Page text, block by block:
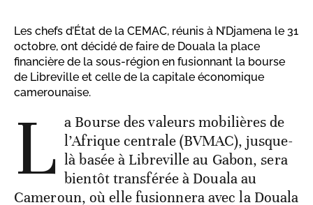
Les chefs d’État de la CEMAC, réunis à N’Djamena le 31
octobre, ont décidé de faire de Douala la place
financière de la sous-région en fusionnant la bourse
de Libreville et celle de la capitale économique
camerounaise.
L a Bourse des valeurs mobilières de
l’Afrique centrale (BVMAC), jusque-
là basée à Libreville au Gabon, sera
bientôt transférée à Douala au
Cameroun, où elle fusionnera avec la Douala